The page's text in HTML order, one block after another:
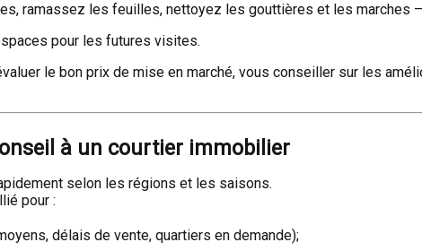
ramassez les feuilles, nettoyez les gouttières et les marches
pour les futures visites.
le bon prix de mise en marché, vous conseiller sur les
à un courtier immobilier
selon les régions et les saisons.
pour :
délais de vente, quartiers en demande);